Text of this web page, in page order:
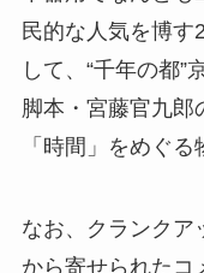
民的な人気を博す
して、“千年の都”
脚本・宮藤官九郎
「時間」をめぐる
なお、クランクア
から寄せられたコ